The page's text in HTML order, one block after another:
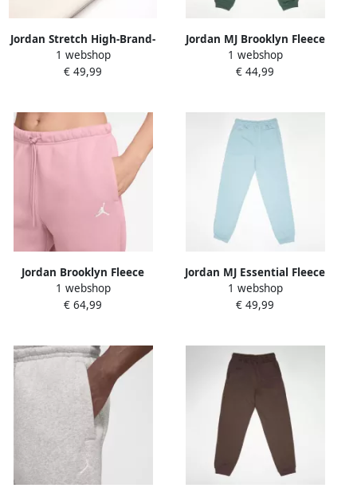
Jordan Stretch High-Brand-
Read Fleece Pants Unisex
Trainingsbroeken beige
1 webshop
€ 49,99
Jordan MJ Brooklyn Fleece
Pant Unisex
Trainingsbroeken groen
1 webshop
€ 44,99
Jordan Brooklyn Fleece
Pants Wo Trainingsbroeken
lichtroze Maat XS Kleding
1 webshop
€ 64,99
Jordan MJ Essential Fleece
Baseline Pants Unisex
Trainingsbroeken blauw
1 webshop
€ 49,99